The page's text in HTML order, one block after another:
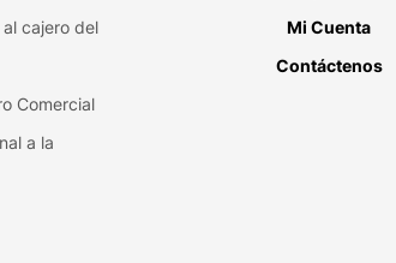
cajero del
Comercial
a la
Mi Cuenta
Contáctenos